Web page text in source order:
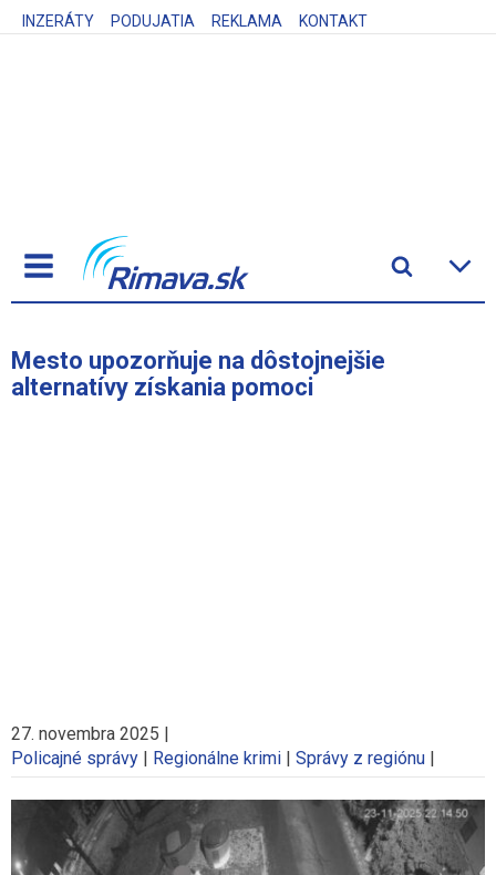
INZERÁTY PODUJATIA REKLAMA KONTAKT
Mesto upozorňuje na dôstojnejšie
alternatívy získania pomoci
27. novembra 2025 |
Policajné správy | Regionálne krimi | Správy z regiónu |